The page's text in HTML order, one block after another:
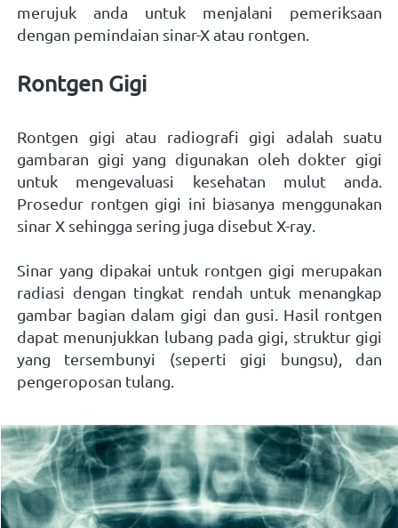
merujuk anda untuk menjalani pemeriksaan
dengan pemindaian sinar-X atau rontgen.
Rontgen Gigi
Rontgen gigi atau radiografi gigi adalah suatu
gambaran gigi yang digunakan oleh dokter gigi
untuk mengevaluasi kesehatan mulut anda.
Prosedur rontgen gigi ini biasanya menggunakan
sinar X sehingga sering juga disebut X-ray.
Sinar yang dipakai untuk rontgen gigi merupakan
radiasi dengan tingkat rendah untuk menangkap
gambar bagian dalam gigi dan gusi. Hasil rontgen
dapat menunjukkan lubang pada gigi, struktur gigi
yang tersembunyi (seperti gigi bungsu), dan
pengeroposan tulang.